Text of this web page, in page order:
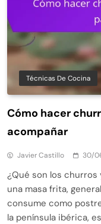
Técnicas De Cocina
Cómo hacer
acompañar
Javier Castillo 30/
¿Qué son los churros
una masa frita,
consume como
la península ibérica,